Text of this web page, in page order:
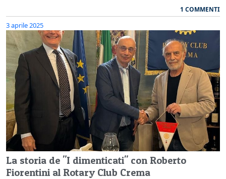
1 COMMENTI
3 aprile 2025
La storia de "I dimenticati" con Roberto
Fiorentini al Rotary Club Crema